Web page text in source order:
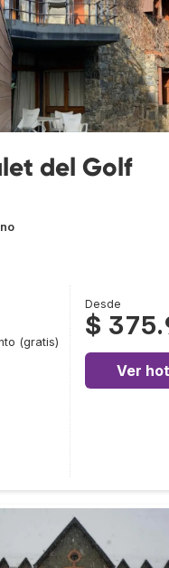
del Golf
(gratis)
Desde
$
Ver